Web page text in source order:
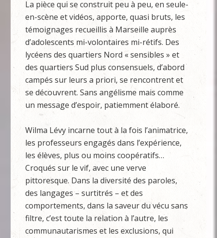
La pièce qui se construit peu à peu, en seule-
en-scène et vidéos, apporte, quasi bruts, les
témoignages recueillis à Marseille auprès
d’adolescents mi-volontaires mi-rétifs. Des
lycéens des quartiers Nord « sensibles » et
des quartiers Sud plus consensuels, d’abord
campés sur leurs a priori, se rencontrent et
se découvrent. Sans angélisme mais comme
un message d’espoir, patiemment élaboré.
Wilma Lévy incarne tout à la fois l’animatrice,
les professeurs engagés dans l’expérience,
les élèves, plus ou moins coopératifs…
Croqués sur le vif, avec une verve
pittoresque. Dans la diversité des paroles,
des langages – surtitrés – et des
comportements, dans la saveur du vécu sans
filtre, c’est toute la relation à l’autre, les
communautarismes et les exclusions, qui